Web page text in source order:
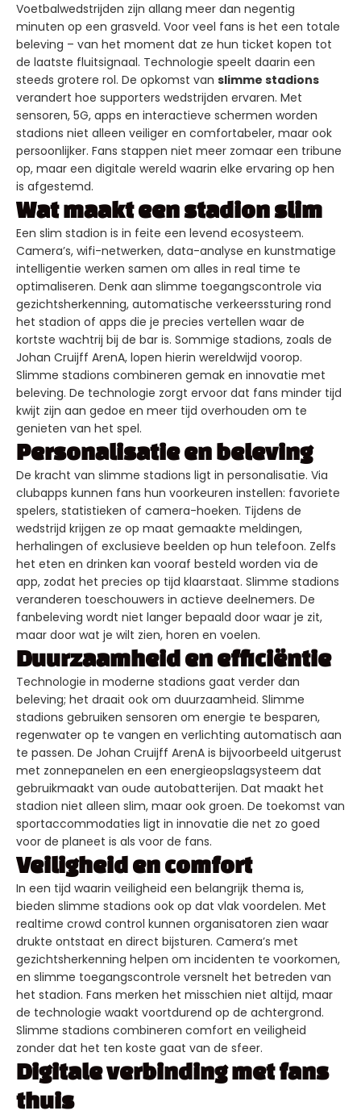
Voetbalwedstrijden zijn allang meer dan negentig
minuten op een grasveld. Voor veel fans is het een totale
beleving – van het moment dat ze hun ticket kopen tot
de laatste fluitsignaal. Technologie speelt daarin een
steeds grotere rol. De opkomst van slimme stadions
verandert hoe supporters wedstrijden ervaren. Met
sensoren, 5G, apps en interactieve schermen worden
stadions niet alleen veiliger en comfortabeler, maar ook
persoonlijker. Fans stappen niet meer zomaar een tribune
op, maar een digitale wereld waarin elke ervaring op hen
is afgestemd.
Wat maakt een stadion slim
Een slim stadion is in feite een levend ecosysteem.
Camera’s, wifi-netwerken, data-analyse en kunstmatige
intelligentie werken samen om alles in real time te
optimaliseren. Denk aan slimme toegangscontrole via
gezichtsherkenning, automatische verkeerssturing rond
het stadion of apps die je precies vertellen waar de
kortste wachtrij bij de bar is. Sommige stadions, zoals de
Johan Cruijff ArenA, lopen hierin wereldwijd voorop.
Slimme stadions combineren gemak en innovatie met
beleving. De technologie zorgt ervoor dat fans minder tijd
kwijt zijn aan gedoe en meer tijd overhouden om te
genieten van het spel.
Personalisatie en beleving
De kracht van slimme stadions ligt in personalisatie. Via
clubapps kunnen fans hun voorkeuren instellen: favoriete
spelers, statistieken of camera-hoeken. Tijdens de
wedstrijd krijgen ze op maat gemaakte meldingen,
herhalingen of exclusieve beelden op hun telefoon. Zelfs
het eten en drinken kan vooraf besteld worden via de
app, zodat het precies op tijd klaarstaat. Slimme stadions
veranderen toeschouwers in actieve deelnemers. De
fanbeleving wordt niet langer bepaald door waar je zit,
maar door wat je wilt zien, horen en voelen.
Duurzaamheid en efficiëntie
Technologie in moderne stadions gaat verder dan
beleving; het draait ook om duurzaamheid. Slimme
stadions gebruiken sensoren om energie te besparen,
regenwater op te vangen en verlichting automatisch aan
te passen. De Johan Cruijff ArenA is bijvoorbeeld uitgerust
met zonnepanelen en een energieopslagsysteem dat
gebruikmaakt van oude autobatterijen. Dat maakt het
stadion niet alleen slim, maar ook groen. De toekomst van
sportaccommodaties ligt in innovatie die net zo goed
voor de planeet is als voor de fans.
Veiligheid en comfort
In een tijd waarin veiligheid een belangrijk thema is,
bieden slimme stadions ook op dat vlak voordelen. Met
realtime crowd control kunnen organisatoren zien waar
drukte ontstaat en direct bijsturen. Camera’s met
gezichtsherkenning helpen om incidenten te voorkomen,
en slimme toegangscontrole versnelt het betreden van
het stadion. Fans merken het misschien niet altijd, maar
de technologie waakt voortdurend op de achtergrond.
Slimme stadions combineren comfort en veiligheid
zonder dat het ten koste gaat van de sfeer.
Digitale verbinding met fans
thuis